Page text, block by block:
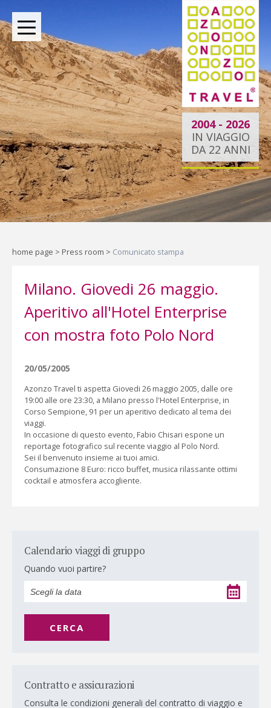
2004 - 2026
IN VIAGGIO
DA 22 ANNI
BOUTIQUE TOUR OPERATOR INDIPENDENTE DAL
2004
Dietro ogni viaggio ci
siamo noi.
Indipendenti per scelta, al tuo
fianco per passione.
home page > Press room > Comunicato stampa
Milano. Giovedi 26 maggio.
Aperitivo all'Hotel Enterprise
con mostra foto Polo Nord
20/05/2005
Azonzo Travel ti aspetta Giovedi 26 maggio 2005, dalle ore
19:00 alle ore 23:30, a Milano presso l'Hotel Enterprise, in
Corso Sempione, 91 per un aperitivo dedicato al tema dei
viaggi.
In occasione di questo evento, Fabio Chisari espone un
reportage fotografico sul recente viaggio al Polo Nord.
Sei il benvenuto insieme ai tuoi amici.
Consumazione 8 Euro: ricco buffet, musica rilassante ottimi
cocktail e atmosfera accogliente.
Calendario viaggi di gruppo
Quando vuoi partire?
CERCA
Contratto e assicurazioni
Consulta le condizioni generali del contratto di viaggio e